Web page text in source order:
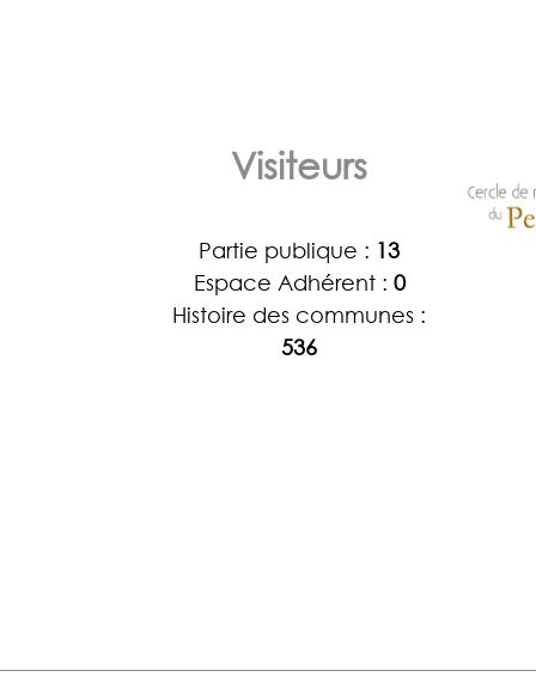
Visiteurs
Partie publique : 13
Espace Adhérent : 0
Histoire des communes :
536